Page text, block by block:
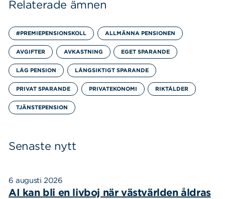
Relaterade ämnen
#PREMIEPENSIONSKOLL ALLMÄNNA PENSIONEN
AVGIFTER AVKASTNING EGET SPARANDE
LÅG PENSION LÅNGSIKTIGT SPARANDE
PRIVAT SPARANDE PRIVATEKONOMI RIKTÅLDER
TJÄNSTEPENSION
Senaste nytt
6 augusti 2026
AI kan bli en livboj när västvärlden åldras
Sök på sidan:Sök
efter: